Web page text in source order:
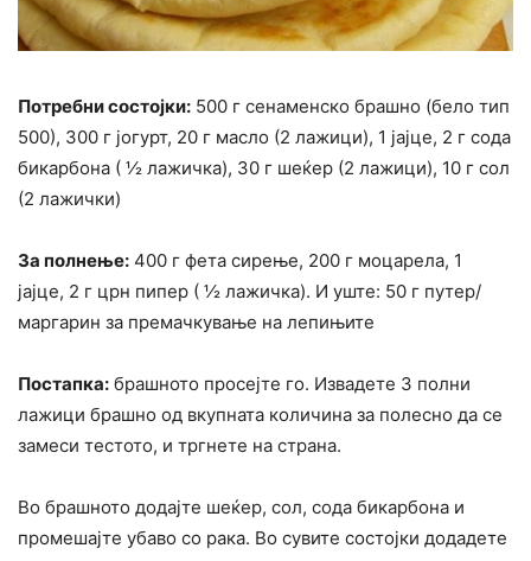
Потребни состојки: 500 г сенаменско брашно (бело тип
500), 300 г јогурт, 20 г масло (2 лажици), 1 јајце, 2 г сода
бикарбона ( ½ лажичка), 30 г шеќер (2 лажици), 10 г сол
(2 лажички)
За полнење: 400 г фета сирење, 200 г моцарела, 1
јајце, 2 г црн пипер ( ½ лажичка). И уште: 50 г путер/
маргарин за премачкување на лепињите
Постапка: брашното просејте го. Извадете 3 полни
лажици брашно од вкупната количина за полесно да се
замеси тестото, и тргнете на страна.
Во брашното додајте шеќер, сол, сода бикарбона и
промешајте убаво со рака. Во сувите состојки додадете